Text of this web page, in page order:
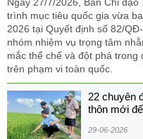
trình mục tiêu quốc gia vừa
2026 tại Quyết định số 82/
nhóm nhiệm vụ trọng tâm
mắc thể chế và đột phá
trên phạm vi toàn quốc.
22 chuyên
thôn mới
29-06-2026